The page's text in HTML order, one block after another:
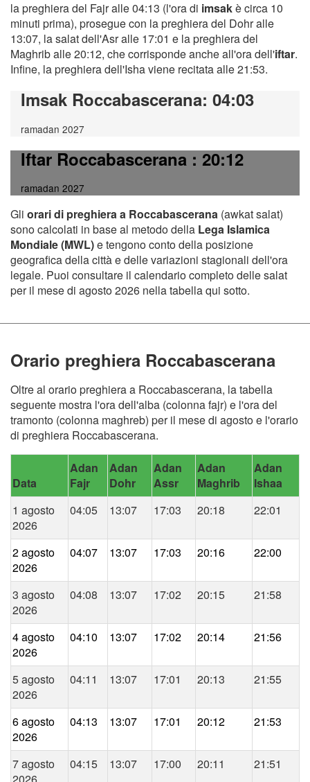
la preghiera del Fajr alle 04:13 (l'ora di imsakè circa 10
minuti prima), prosegue con la preghiera del Dohr alle
13:07, la salat dell'Asr alle 17:01 e la preghiera del
Maghrib alle 20:12, che corrisponde anche all'ora dell'iftar.
Infine, la preghiera dell'Isha viene recitata alle 21:53.
Imsak Roccabascerana: 04:03
ramadan 2027
Iftar Roccabascerana: 20:12
ramadan 2027
Gli orari di preghiera a Roccabascerana (awkat salat)
sono calcolati in base al metodo della Lega Islamica
Mondiale (MWL)e tengono conto della posizione
geografica della città e delle variazioni stagionali dell'ora
legale. Puoi consultare il calendario completo delle salat
per il mese di agosto 2026 nella tabella qui sotto.
Orario preghiera Roccabascerana
Oltre al orario preghiera a Roccabascerana, la tabella
seguente mostra l'ora dell'alba (colonna fajr) e l'ora del
tramonto (colonna maghreb) per il mese di agosto e l'orario
di preghiera Roccabascerana.
Data
Adan
Fajr
Adan
Dohr
Adan
Assr
Adan
Maghrib
Adan
Ishaa
1 agosto
2026
04:05 13:07 17:03 20:18 22:01
2 agosto
2026
04:07 13:07 17:03 20:16 22:00
3 agosto
2026
04:08 13:07 17:02 20:15 21:58
4 agosto
2026
04:10 13:07 17:02 20:14 21:56
5 agosto
2026
04:11 13:07 17:01 20:13 21:55
6 agosto
2026
04:13 13:07 17:01 20:12 21:53
7 agosto
04:15 13:07 17:00 20:11 21:51